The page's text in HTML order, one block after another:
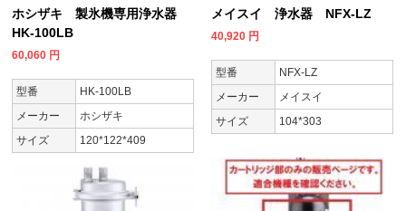
ホシザキ 製氷機専用浄水器
HK-100LB
60,060 円
型番
HK-100LB
メーカー
ホシザキ
サイズ
120*122*409
メイスイ 浄水器 NFX-LZ
40,920 円
型番
NFX-LZ
メーカー
メイスイ
サイズ
104*303